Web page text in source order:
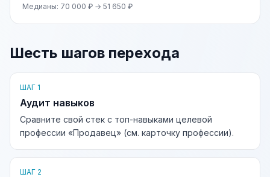
Медианы: 70 000 ₽ → 51 650 ₽
Шесть шагов перехода
ШАГ 1
Аудит навыков
Сравните свой стек с топ-навыками целевой
профессии «Продавец» (см. карточку профессии).
ШАГ 2